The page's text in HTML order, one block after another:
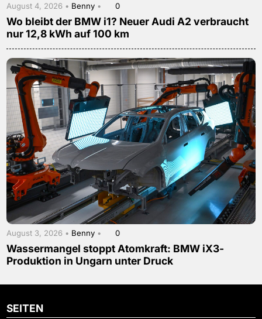
August 4, 2026 • Benny • 0
Wo bleibt der BMW i1? Neuer Audi A2 verbraucht
nur 12,8 kWh auf 100 km
August 3, 2026 • Benny • 0
Wassermangel stoppt Atomkraft: BMW iX3-
Produktion in Ungarn unter Druck
SEITEN